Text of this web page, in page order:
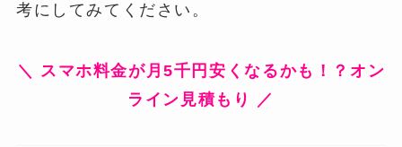
考にしてみてください。
＼ スマホ料金が月5千円安くなるかも！？オン
ライン見積もり ／